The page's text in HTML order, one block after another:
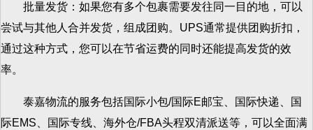
批量发货：如果您有多个包裹需要发往同一目的地，可以
尝试与其他人合并发货，组成团购。UPS通常提供团购折扣，
通过这种方式，您可以在节省运费的同时还能提高发货的效
率。
泰嘉物流的服务包括国际小包/国际E邮宝、国际快递、国
际EMS、国际专线、海外仓/FBA头程双清派送等，可以全面满